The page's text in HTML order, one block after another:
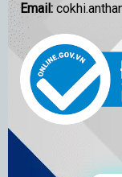
Email: